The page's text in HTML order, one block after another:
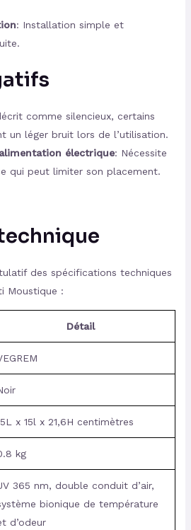
: Installation simple et
comme silencieux, certains
un léger bruit lors de l’utilisation.
électrique: Nécessite
qui peut limiter son placement.
des spécifications techniques
Moustique :
Détail
x 15l x 21,6H centimètres
kg
365 nm, double conduit d’air,
bionique de température
d’odeur